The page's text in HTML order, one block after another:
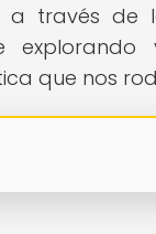
a través de
que nos